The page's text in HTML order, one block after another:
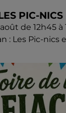
PIC-
de 12h45
: Les Pic-nics